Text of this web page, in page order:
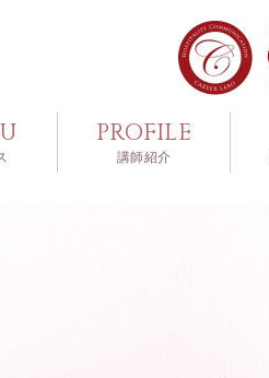
PROFILE
講師紹介